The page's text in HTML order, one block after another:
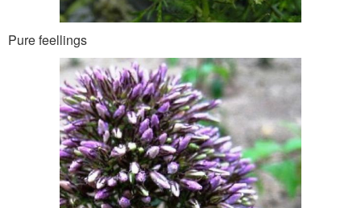
Pure feellings